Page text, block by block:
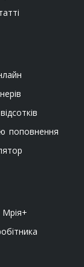
поповнення